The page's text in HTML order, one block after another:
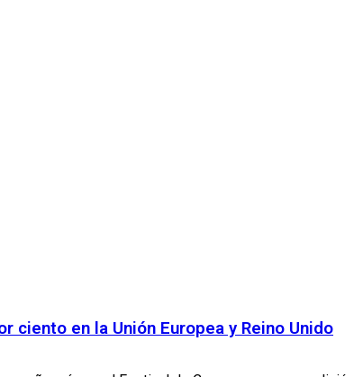
ciento en la Unión Europea y Reino Unido